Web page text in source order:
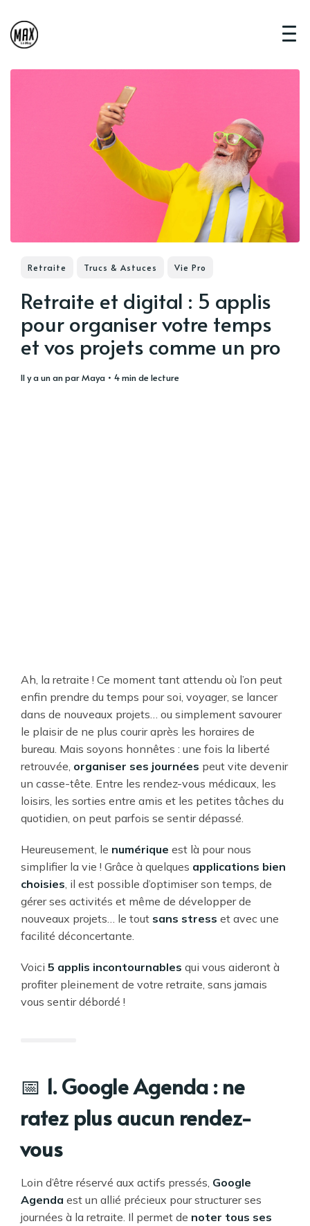
Retraite Trucs & Astuces Vie Pro
Retraite et digital : 5 applis
pour organiser votre temps
et vos projets comme un pro
il y a un anparMaya • 4 min de lecture
Ah, la retraite ! Ce moment tant attendu où l’on peut
enfin prendre du temps pour soi, voyager, se lancer
dans de nouveaux projets… ou simplement savourer
le plaisir de ne plus courir après les horaires de
bureau. Mais soyons honnêtes : une fois la liberté
retrouvée, organiser ses journées peut vite devenir
un casse-tête. Entre les rendez-vous médicaux, les
loisirs, les sorties entre amis et les petites tâches du
quotidien, on peut parfois se sentir dépassé.
Heureusement, le numérique est là pour nous
simplifier la vie ! Grâce à quelques applications bien
choisies , il est possible d’optimiser son temps, de
gérer ses activités et même de développer de
nouveaux projets… le tout sans stress et avec une
facilité déconcertante.
Voici 5 applis incontournables qui vous aideront à
profiter pleinement de votre retraite, sans jamais
vous sentir débordé !
📅 1. Google Agenda : ne
ratez plus aucun rendez-
vous
Loin d’être réservé aux actifs pressés, Google
Agenda est un allié précieux pour structurer ses
journées à la retraite. Il permet de noter tous ses